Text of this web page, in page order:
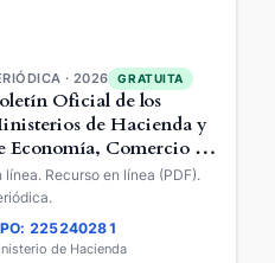
· 2026 GRATUITA
Oficial de los
de Hacienda y
Economía, Comercio y
línea. Recurso en línea (PDF).
225240281
de Hacienda